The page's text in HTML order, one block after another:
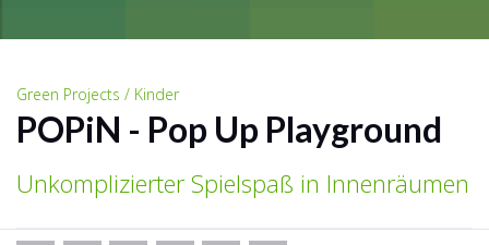
Green Projects / Kinder
POPiN - Pop Up Playground
Unkomplizierter Spielspaß in Innenräumen